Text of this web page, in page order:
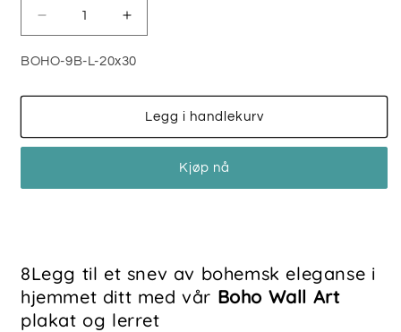
antallet
for
WALL
No9B
OG
Øk
antallet
for
WALL
ART
No9B
PLAKAT
OG
BOHO-9B-L-20x30
Legg i handlekurv
Kjøp nå
8Legg til et snev av bohemsk eleganse i
hjemmet ditt med vår Boho Wall Art
plakat og lerret